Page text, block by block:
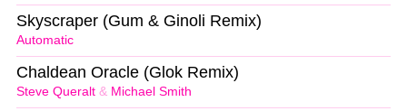
Automatic
Skyscraper (Gum & Ginoli Remix)
Steve Queralt & Michael Smith
Chaldean Oracle (Glok Remix)